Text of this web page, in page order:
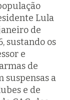
Lula
de
sustando os
e
de
suspensas a
e de